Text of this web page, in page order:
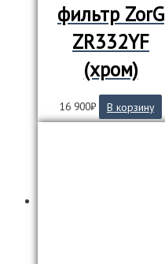
фильтр ZorG
ZR332YF
(хром)
16 900₽ В корзину